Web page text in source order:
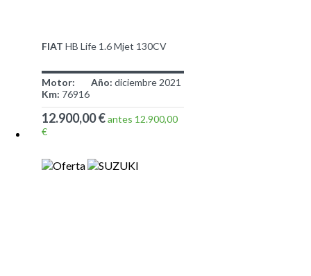
FIAT HB Life 1.6 Mjet 130CV
Motor: Año: diciembre 2021
Km: 76916
12.900,00 €antes 12.900,00
€